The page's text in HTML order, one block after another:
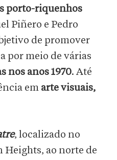
porto-riquenhos
Piñero e Pedro
de promover
por meio de várias
nos anos 1970. Até
em arte visuais,
, localizado no
Heights, ao norte de